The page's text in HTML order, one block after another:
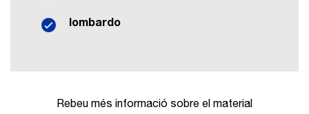
lombardo
Rebeu més informació sobre el material